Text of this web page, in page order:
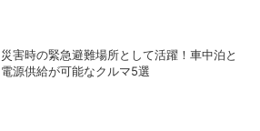
災害時の緊急避難場所として活躍！車中泊と
電源供給が可能なクルマ5選